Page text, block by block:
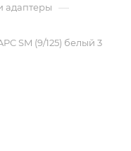
адаптеры —
SM (9/125) белый 3